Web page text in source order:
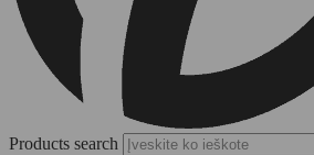
Products search